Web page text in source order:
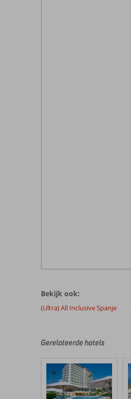
door
onze
klanten
hun
in
Sol
Torremolinos
Don
Bekijk ook:
(Ultra) All Inclusive Spanje
Gerelateerde hotels